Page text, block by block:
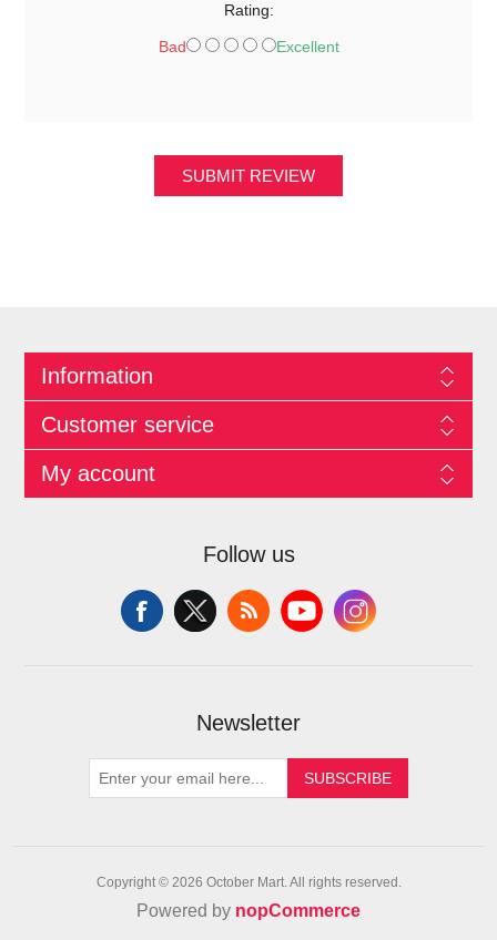
Rating:
Bad Excellent
SUBMIT REVIEW
Information
Customer service
My account
Follow us
Newsletter
SUBSCRIBE
Copyright © 2026 October Mart. All rights reserved.
Powered by nopCommerce